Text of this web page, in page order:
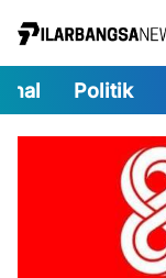
Politik